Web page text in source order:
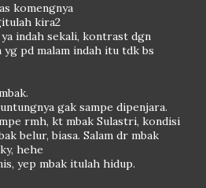
komengnya
kira2
ya indah sekali, kontrast dgn
yg pd malam indah itu tdk bs
gak sampe dipenjara.
rmh, kt mbak Sulastri, kondisi
belur, biasa. Salam dr mbak
hehe
yep mbak itulah hidup.